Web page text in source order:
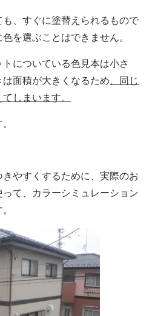
、すぐに塗替えられるもので
を選ぶことはできません。
についている色見本は小さ
面積が大きくなるため 、同じ
しまいます。
やすくするために、実際のお
て、カラーシミュレーション